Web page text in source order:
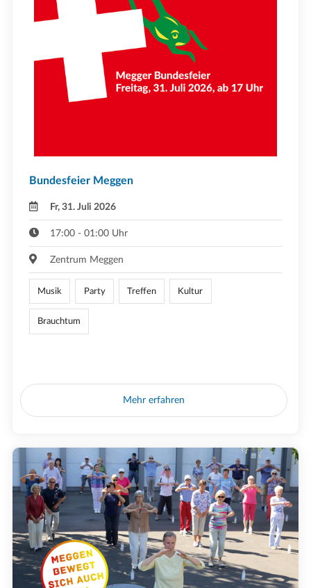
Bundesfeier Meggen
Fr, 31. Juli 2026
17:00 - 01:00 Uhr
Zentrum Meggen
Musik Party Treffen Kultur
Brauchtum
Mehr erfahren